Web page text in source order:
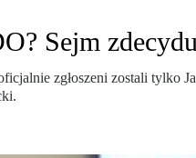
Sejm
zgłoszeni zostali